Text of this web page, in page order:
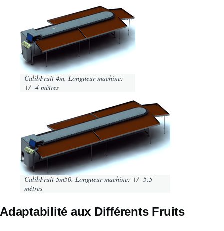
CalibFruit 4m. Longueur machine:
+/- 4 mètres
CalibFruit 5m50. Longueur machine: +/- 5.5
mètres
Adaptabilité aux Différents Fruits